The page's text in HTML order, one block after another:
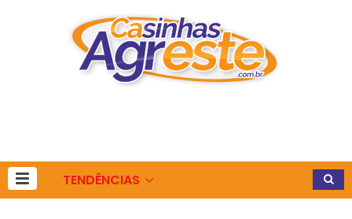
TENDÊNCIAS